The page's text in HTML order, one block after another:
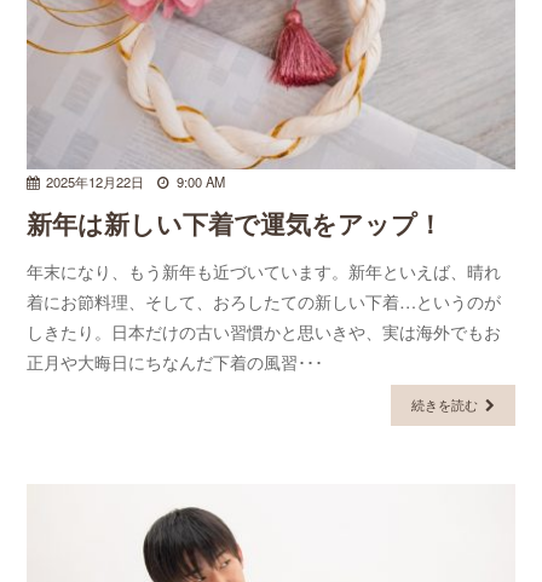
2025年12月22日 9:00 AM
新年は新しい下着で運気をアップ！
年末になり、もう新年も近づいています。新年といえば、晴れ
着にお節料理、そして、おろしたての新しい下着…というのが
しきたり。日本だけの古い習慣かと思いきや、実は海外でもお
正月や大晦日にちなんだ下着の風習･･･
続きを読む